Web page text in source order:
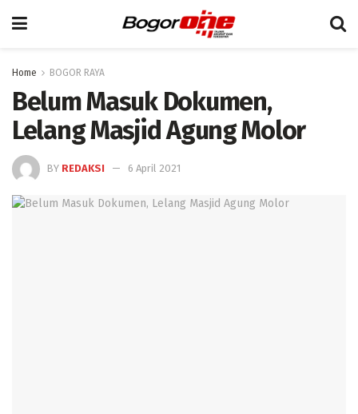
Home BOGOR RAYA
Belum Masuk Dokumen,
Lelang Masjid Agung Molor
BY REDAKSI 6 April 2021